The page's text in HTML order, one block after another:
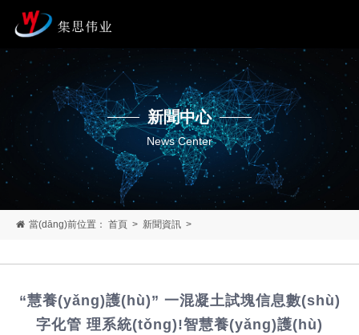
新聞中心
News Center
當(dāng)前位置： 首頁 > 新聞資訊 >
“慧養(yǎng)護(hù)” 一混凝土試塊信息數(shù)
字化管 理系統(tǒng)!智慧養(yǎng)護(hù)